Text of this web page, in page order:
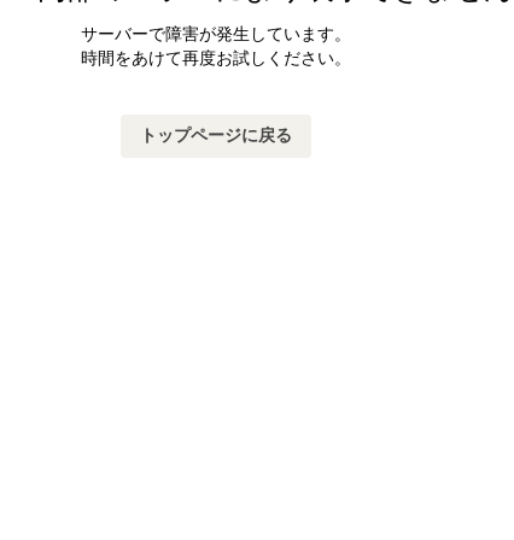
サーバーで障害が発生しています。
時間をあけて再度お試しください。
トップページに戻る